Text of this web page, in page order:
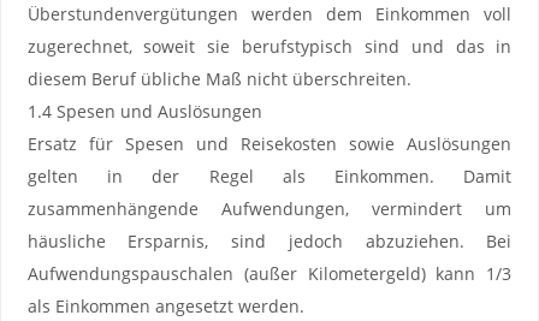
Überstundenvergütungen werden dem Einkommen voll
zugerechnet, soweit sie berufstypisch sind und das in
diesem Beruf übliche Maß nicht überschreiten.
1.4 Spesen und Auslösungen
Ersatz für Spesen und Reisekosten sowie Auslösungen
gelten in der Regel als Einkommen. Damit
zusammenhängende Aufwendungen, vermindert um
häusliche Ersparnis, sind jedoch abzuziehen. Bei
Aufwendungspauschalen (außer Kilometergeld) kann 1/3
als Einkommen angesetzt werden.